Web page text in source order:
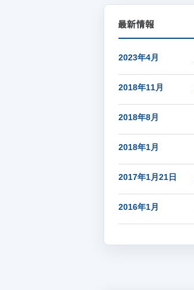
2023年4月
2018年11月
2018年8月
2018年1月
2017年1月21日
2016年1月